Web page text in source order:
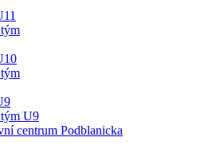
U9
centrum Podblanicka